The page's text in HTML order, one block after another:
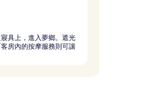
具上，進入夢鄉。遮光
房內的按摩服務則可讓